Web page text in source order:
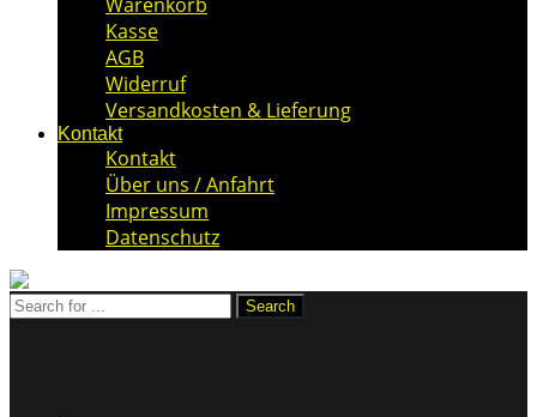
Kasse
AGB
Widerruf
Versandkosten & Lieferung
Kontakt
Kontakt
Über uns / Anfahrt
Impressum
Datenschutz